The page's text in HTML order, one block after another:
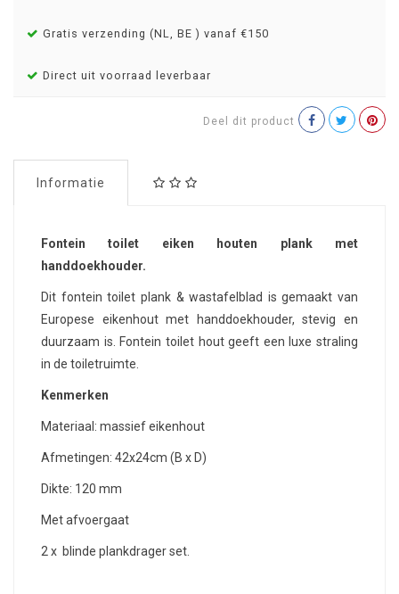
Gratis verzending (NL, BE ) vanaf €150
Direct uit voorraad leverbaar
Deel dit product
Informatie
Fontein toilet eiken houten plank met
handdoekhouder.
Dit fontein toilet plank & wastafelblad is gemaakt van
Europese eikenhout met handdoekhouder, stevig en
duurzaam is. Fontein toilet hout geeft een luxe straling
in de toiletruimte.
Kenmerken
Materiaal: massief eikenhout
Afmetingen: 42x24cm (B x D)
Dikte: 120 mm
Met afvoergaat
2 x blinde plankdrager set.